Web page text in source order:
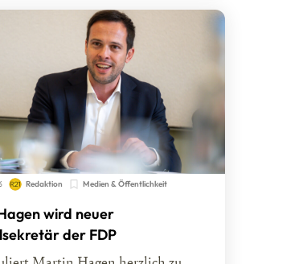
Redaktion Medien & Öffentlichkeit
wird neuer
der FDP